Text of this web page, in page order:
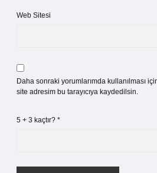
Web Sitesi
Daha sonraki yorumlarımda kullanılması
site adresim bu tarayıcıya kaydedilsin.
5 + 3 kaçtır? *